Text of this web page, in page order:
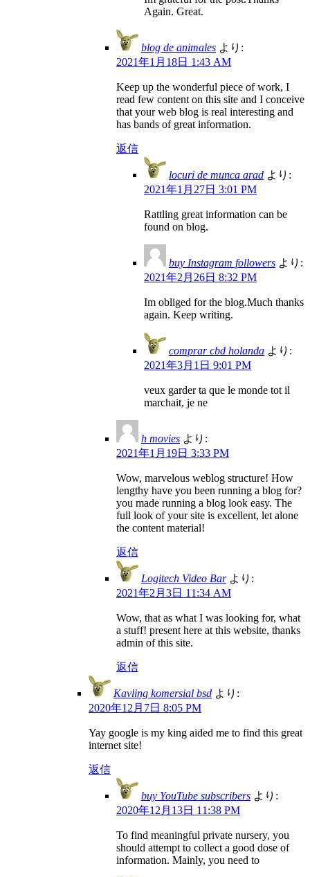
Again. Great.
blog de animales より:
2021年1月18日 1:43 AM
Keep up the wonderful piece of work, I
read few content on this site and I conceive
that your web blog is real interesting and
has bands of great information.
返信
locuri de munca arad より:
2021年1月27日 3:01 PM
Rattling great information can be
found on blog.
buy Instagram followers より:
2021年2月26日 8:32 PM
Im obliged for the blog.Much thanks
again. Keep writing.
comprar cbd holanda より:
2021年3月1日 9:01 PM
veux garder ta que le monde tot il
marchait, je ne
h movies より:
2021年1月19日 3:33 PM
Wow, marvelous weblog structure! How
lengthy have you been running a blog for?
you made running a blog look easy. The
full look of your site is excellent, let alone
the content material!
返信
Logitech Video Bar より:
2021年2月3日 11:34 AM
Wow, that as what I was looking for, what
a stuff! present here at this website, thanks
admin of this site.
返信
Kavling komersial bsd より:
2020年12月7日 8:05 PM
Yay google is my king aided me to find this great
internet site!
返信
buy YouTube subscribers より:
2020年12月13日 11:38 PM
To find meaningful private nursery, you
should attempt to collect a good dose of
information. Mainly, you need to